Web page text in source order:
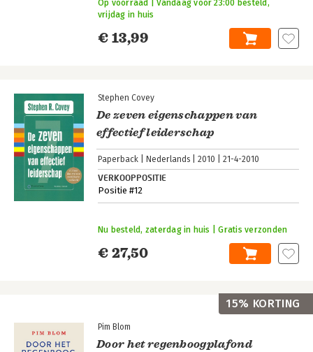
€ 13,99
Op voorraad | Vandaag voor 23:00 besteld,
vrijdag in huis
Stephen Covey
De zeven eigenschappen van
effectief leiderschap
Paperback Nederlands 2010 21-4-2010
VERKOOPPOSITIE
Positie #12
€ 27,50
Nu besteld, zaterdag in huis | Gratis verzonden
Pim Blom
Door het regenboogplafond
15% KORTING